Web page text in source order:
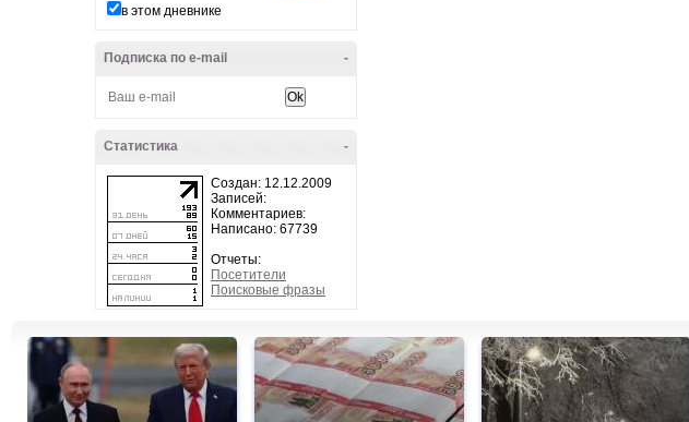
в этом дневнике
-
Подписка по e-mail
-
Статистика
Создан: 12.12.2009
Записей:
Комментариев:
Написано: 67739
Отчеты:
Посетители
Поисковые фразы